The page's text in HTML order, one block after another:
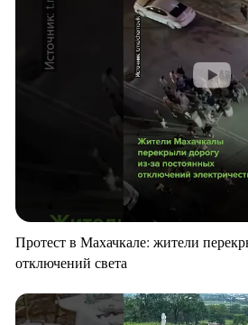
Протест в Махачкале: жители
отключений света